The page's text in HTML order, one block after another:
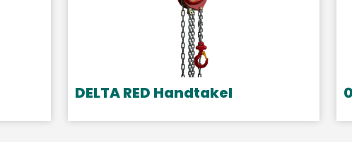
DELTA RED Handtakel